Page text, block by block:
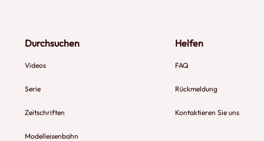
Durchsuchen
Videos
Serie
Zeitschriften
Modelleisenbahn
Helfen
FAQ
Rückmeldung
Kontaktieren Sie uns